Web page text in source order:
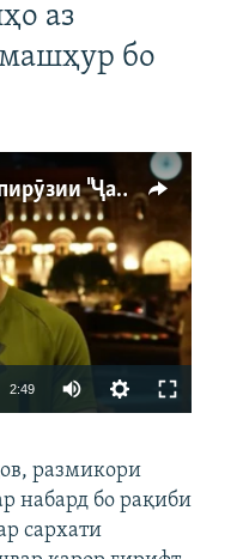
аз
бо
Ҳаводории арманиҳо аз пирӯзии "Ҷаллод"-и тоҷик
480p
2:49
360p
480p
размикори
набард бо рақиби
сархати